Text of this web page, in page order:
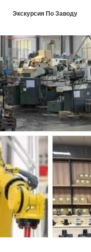
Экскурсия По Заводу